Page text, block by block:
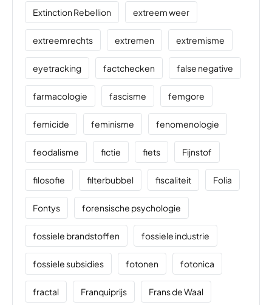
Extinction Rebellion extreem weer
extreemrechts extremen extremisme
eyetracking factchecken false negative
farmacologie fascisme femgore
femicide feminisme fenomenologie
feodalisme fictie fiets Fijnstof
filosofie filterbubbel fiscaliteit Folia
Fontys forensische psychologie
fossiele brandstoffen fossiele industrie
fossiele subsidies fotonen fotonica
fractal Franquiprijs Frans de Waal